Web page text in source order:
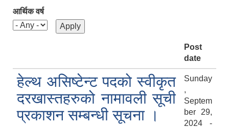
आर्थिक वर्ष
Post
date
हेल्थ असिष्टेन्ट पदको स्वीकृत
दरखास्तहरुको नामावली सूची
प्रकाशन सम्बन्धी सूचना ।
Sunday
,
Septem
ber 29,
2024 -